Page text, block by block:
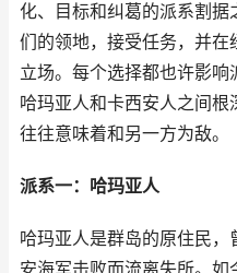
化、目标和纠葛的派系割
们的领地，接受任务，并
立场。每个选择都也许影
哈玛亚人和卡西安人之间
往往意味着和另一方为敌。
派系一：哈玛亚人
哈玛亚人是群岛的原住民